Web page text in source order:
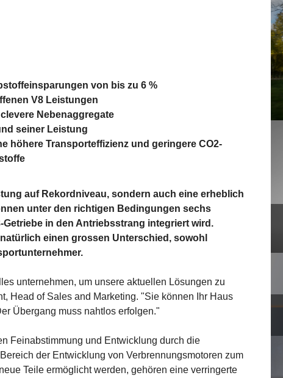
von bis zu 6 %
V8 Leistungen
Nebenaggregate
seiner Leistung
höhere Transporteffizienz und geringere CO2-
auf Rekordniveau, sondern auch eine erheblich
unter den richtigen Bedingungen sechs
in den Antriebsstrang integriert wird.
einen grossen Unterschied, sowohl
unternehmen, um unsere aktuellen Lösungen zu
Head of Sales and Marketing. "Sie können Ihr Haus
Übergang muss nahtlos erfolgen."
Feinabstimmung und Entwicklung durch die
der Entwicklung von Verbrennungsmotoren zum
Teile ermöglicht werden, gehören eine verringerte